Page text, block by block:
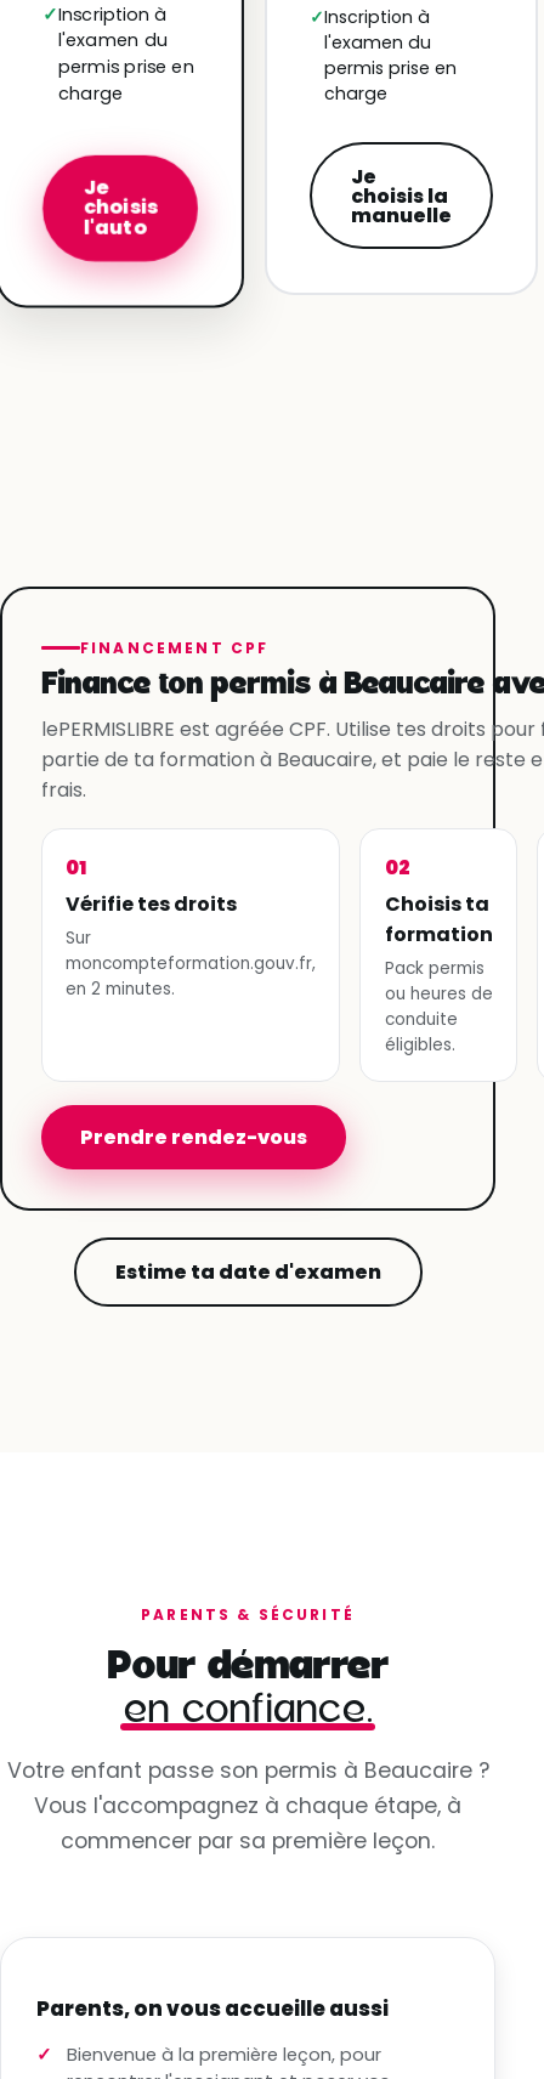
Inscription à
l'examen du
permis prise en
charge
Je
choisis
l'auto
Inscription à
l'examen du
permis prise en
charge
Je
choisis la
manuelle
FINANCEMENT CPF
Finance ton permis à Beaucaire
lePERMISLIBRE est agréée CPF. Utilise tes droits
partie de ta formation à Beaucaire, et paie le reste
frais.
01
Vérifie tes droits
Sur
moncompteformation.gouv.fr,
en 2 minutes.
02
Choisis ta
formation
Pack permis
ou heures de
conduite
éligibles.
Prendre rendez-vous
Estime ta date d'examen
PARENTS & SÉCURITÉ
Pour démarrer
en confiance.
Votre enfant passe son permis à Beaucaire ?
Vous l'accompagnez à chaque étape, à
commencer par sa première leçon.
Parents, on vous accueille aussi
Bienvenue à la première leçon, pour